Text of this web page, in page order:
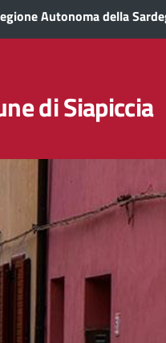
Autonoma della
di Siapiccia